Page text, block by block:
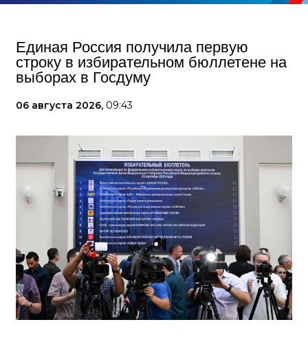
Единая Россия получила первую
строку в избирательном бюллетене на
выборах в Госдуму
06 августа 2026, 09:43